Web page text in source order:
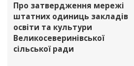
Про затвердження мережі
штатних одиниць закладів
освіти та культури
Великосеверинівської
сільської ради